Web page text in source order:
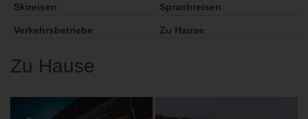
Skireisen Sprachreisen
Verkehrsbetriebe Zu Hause
Zu Hause